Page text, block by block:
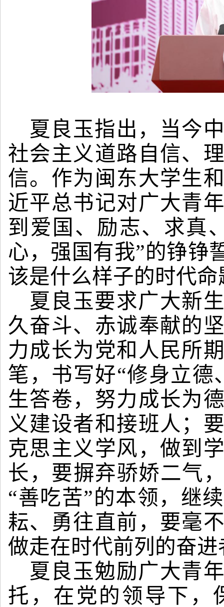
夏良玉指出，当今
社会主义道路自信、
信。作为闽东大学生
近平总书记对广大青
到爱国、励志、求真
心，强国有我”的铮铮
该是什么样子的时代命
夏良玉要求广大新
久奋斗、赤诚奉献的
力成长为党和人民所
笔，书写好“修身立德
生答卷，努力成长为
义建设者和接班人；
克思主义学风，做到
长，要摒弃骄娇二气
“善吃苦”的本领，继
耘、勇往直前，要毫
做走在时代前列的奋
夏良玉勉励广大青
托，在党的领导下，